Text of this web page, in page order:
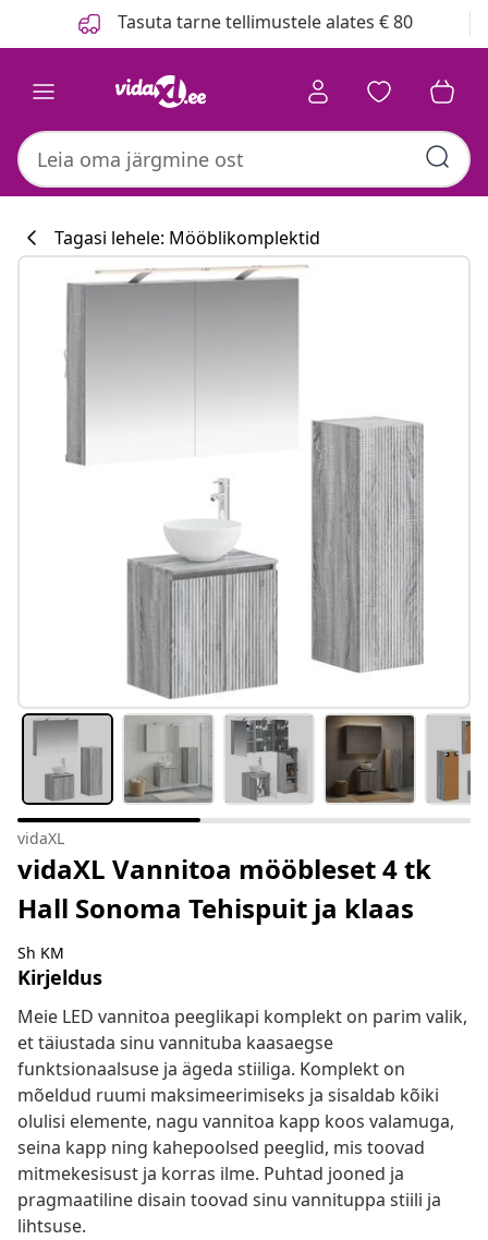
Tasuta tarne tellimustele alates € 80
Tagasi lehele: Mööblikomplektid
vidaXL
vidaXL Vannitoa mööbleset 4 tk
Hall Sonoma Tehispuit ja klaas
Sh KM
Kirjeldus
Meie LED vannitoa peeglikapi komplekt on parim valik,
et täiustada sinu vannituba kaasaegse
funktsionaalsuse ja ägeda stiiliga. Komplekt on
mõeldud ruumi maksimeerimiseks ja sisaldab kõiki
olulisi elemente, nagu vannitoa kapp koos valamuga,
seina kapp ning kahepoolsed peeglid, mis toovad
mitmekesisust ja korras ilme. Puhtad jooned ja
pragmaatiline disain toovad sinu vannituppa stiili ja
lihtsuse.